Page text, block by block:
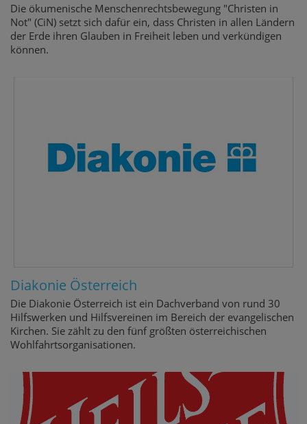
Die ökumenische Menschenrechtsbewegung "Christen in
Not" (CiN) setzt sich dafür ein, dass Christen in allen Ländern
der Erde ihren Glauben in Freiheit leben und verkündigen
können.
Diakonie Österreich
Die Diakonie Österreich ist ein Dachverband von rund 30
Hilfswerken und Hilfsvereinen im Bereich der evangelischen
Kirchen. Sie zählt zu den fünf größten österreichischen
Wohlfahrtsorganisationen.